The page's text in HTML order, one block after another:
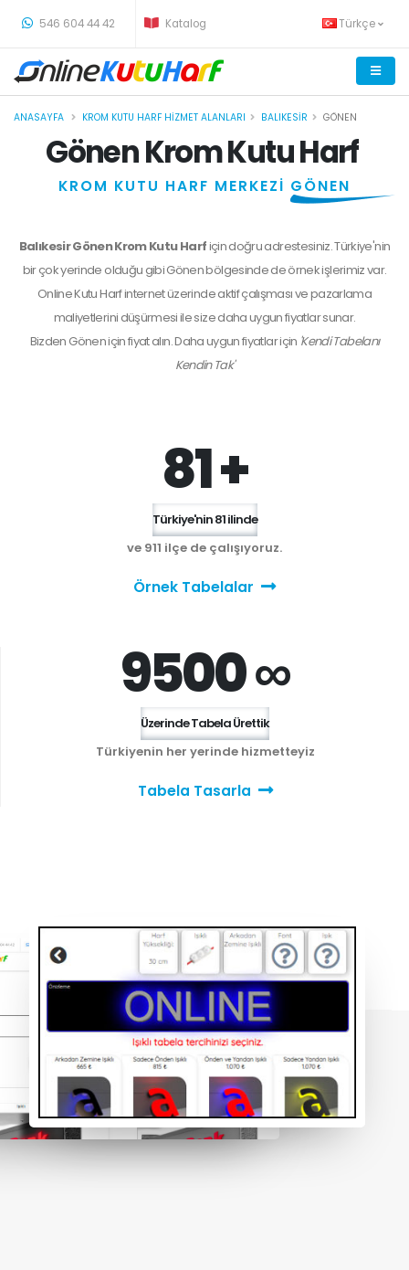
546 604 44 42 Katalog Türkçe
ANASAYFA KROM KUTU HARF HIZMET ALANLARI BALIKESIR GÖNEN
Gönen Krom Kutu Harf
KROM KUTU HARF MERKEZİ GÖNEN
Balıkesir Gönen Krom Kutu Harfiçin doğru adrestesiniz. Türkiye'nin
bir çok yerinde olduğu gibi Gönen bölgesinde de örnek işlerimiz var.
Online Kutu Harf internet üzerinde aktif çalışması ve pazarlama
maliyetlerini düşürmesi ile size daha uygun fiyatlar sunar.
Bizden Göneniçin fiyat alın. Daha uygun fiyatlar için 'Kendi Tabelanı
Kendin Tak'
81 +
Türkiye'nin 81 ilinde
ve 911 ilçe de çalışıyoruz.
Örnek Tabelalar
9500 ∞
Üzerinde Tabela Ürettik
Türkiyenin her yerinde hizmetteyiz
Tabela Tasarla